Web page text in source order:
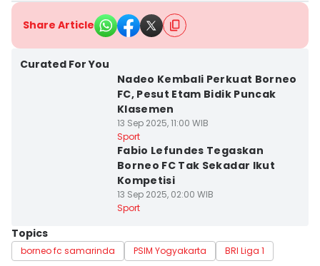
Share Article
Curated For You
Nadeo Kembali Perkuat Borneo
FC, Pesut Etam Bidik Puncak
Klasemen
13 Sep 2025, 11:00 WIB
Sport
Fabio Lefundes Tegaskan
Borneo FC Tak Sekadar Ikut
Kompetisi
13 Sep 2025, 02:00 WIB
Sport
Topics
borneo fc samarinda PSIM Yogyakarta BRI Liga 1